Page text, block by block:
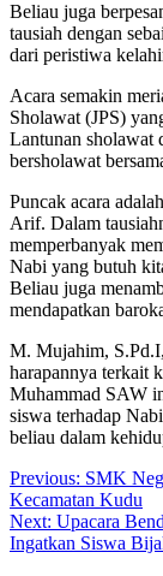
Beliau juga
tausiah dengan
dari peristiwa
Acara semakin
Sholawat (JPS)
Lantunan sholawat
bersholawat
Puncak acara
Arif. Dalam
memperbanyak
Nabi yang butuh
Beliau juga
mendapatkan
M. Mujahim,
harapannya terkait
Muhammad SAW
siswa terhadap
beliau dalam
Post
navigation
Previous: SMK
Kecamatan Kudu
Next: Upacara
Ingatkan Siswa